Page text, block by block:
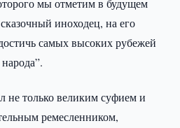
мы отметим в будущем
иноходец, на его
самых высоких рубежей
не только великим суфием и
ремесленником,